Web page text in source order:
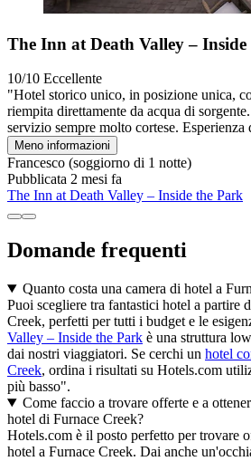
The Inn at Death Valley –
10/10 Eccellente
"Hotel storico unico, in posizione unica,
riempita direttamente da acqua di
servizio sempre molto cortese. Esperienza
Meno informazioni
Francesco (soggiorno di 1 notte)
Pubblicata 2 mesi fa
The Inn at Death Valley – Inside the Park
Domande frequenti
Quanto costa una camera di hotel a
Puoi scegliere tra fantastici hotel a partire
Creek, perfetti per tutti i budget e le
Valley – Inside the Park è una struttura
dai nostri viaggiatori. Se cerchi un hotel
Creek, ordina i risultati su Hotels.com
più basso".
Come faccio a trovare offerte e a
hotel di Furnace Creek?
Hotels.com è il posto perfetto per trovare
hotel a Furnace Creek. Dai anche